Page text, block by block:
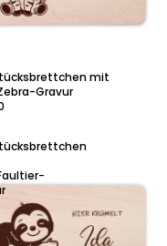
mit
Gravur